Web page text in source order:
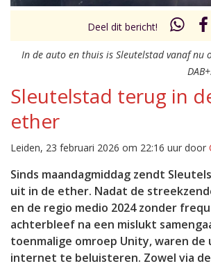
Deel dit bericht!
In de auto en thuis is Sleutelstad vanaf nu
Sleutelstad terug in
ether
Leiden, 23 februari 2026 om 22:16 uur door
Sinds maandagmiddag zendt
uit in de ether. Nadat de
en de regio medio 2024 zonder
achterbleef na een mislukt
toenmalige omroep Unity, waren de
internet te beluisteren. Zowel via